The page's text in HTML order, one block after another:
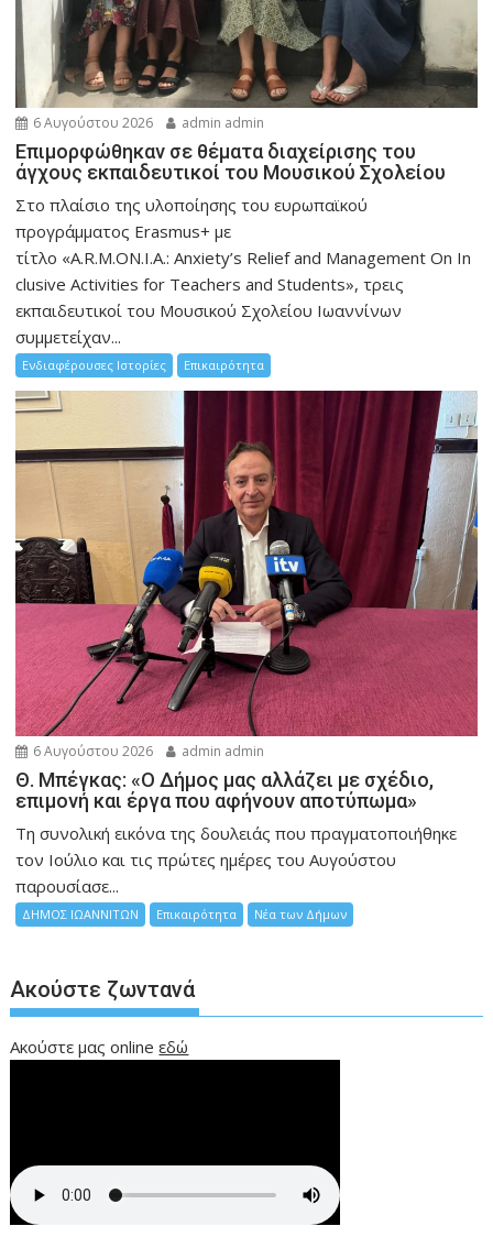
6 Αυγούστου 2026 admin admin
Eπιμορφώθηκαν σε θέματα διαχείρισης του
άγχους εκπαιδευτικοί του Μουσικού Σχολείου
Στο πλαίσιο της υλοποίησης του ευρωπαϊκού
προγράμματος Erasmus+ με
τίτλο «A.R.M.ON.I.A.: Anxiety’s Relief and Management On In
clusive Activities for Teachers and Students», τρεις
εκπαιδευτικοί του Μουσικού Σχολείου Ιωαννίνων
συμμετείχαν...
Ενδιαφέρουσες Ιστορίες Επικαιρότητα
6 Αυγούστου 2026 admin admin
Θ. Μπέγκας: «Ο Δήμος μας αλλάζει με σχέδιο,
επιμονή και έργα που αφήνουν αποτύπωμα»
Τη συνολική εικόνα της δουλειάς που πραγματοποιήθηκε
τον Ιούλιο και τις πρώτες ημέρες του Αυγούστου
παρουσίασε...
ΔΗΜΟΣ ΙΩΑΝΝΙΤΩΝ Επικαιρότητα Νέα των Δήμων
Ακούστε ζωντανά
Ακούστε μας onlineεδώ